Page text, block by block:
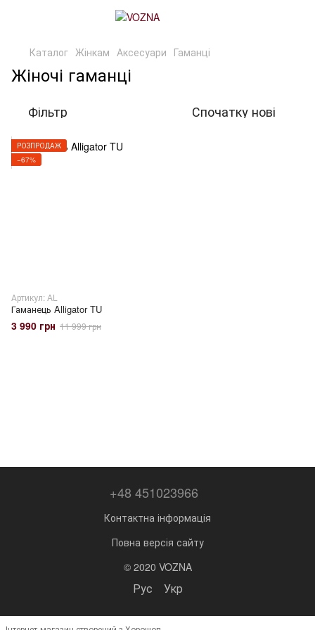
Каталог Жінкам Аксесуари Гаманці
Жіночі гаманці
Фільтр Спочатку нові
РОЗПРОДАЖ
−67%
Артикул: AL
Гаманець Alligator TU
3 990 грн 11 999 грн
+48 451023966
Контактна інформація
Повна версія сайту
© 2020 VOZNA
Рус Укр